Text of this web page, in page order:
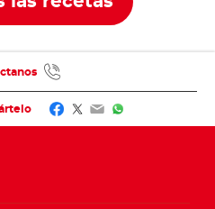
Facebook
Twitter
EmailWhatsApp